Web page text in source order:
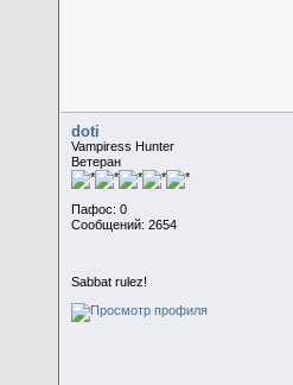
doti
Vampiress Hunter
Ветеран
Пафос: 0
Сообщений: 2654
Sabbat rulez!